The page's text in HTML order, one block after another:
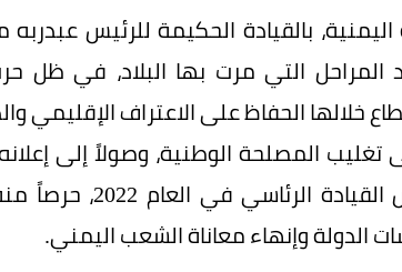
بالقيادة الحكيمة للرئيس
التي مرت بها البلاد، في ظل
خلالها الحفاظ على الاعتراف الإقليمي
تغليب المصلحة الوطنية، وصولاً إلى
وتشكيل مجلس
الدولة وإنهاء معاناة الشعب اليمني.